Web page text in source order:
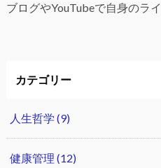
ブログやYouTubeで自身のラ
カテゴリー
人生哲学 (9)
健康管理 (12)